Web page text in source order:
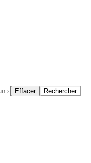
Effacer Rechercher